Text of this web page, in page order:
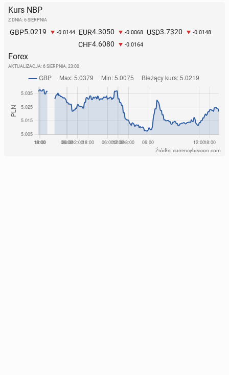
Kurs NBP
Z DNIA: 6 SIERPNIA
GBP5.0219 -0.0144 EUR4.3050 -0.0068 USD3.7320 -0.0148
CHF4.6080 -0.0164
Forex
AKTUALIZACJA: 6 SIERPNIA, 23:00
Źródło: currencybeacon.com